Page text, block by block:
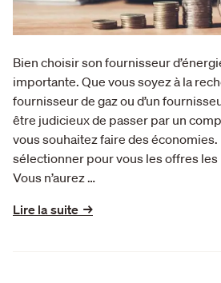
Bien choisir son fournisseur
importante. Que vous soyez à la
fournisseur de gaz ou d’un
être judicieux de passer par un
vous souhaitez faire des
sélectionner pour vous les offres les
Vous n’aurez …
Lire la suite →